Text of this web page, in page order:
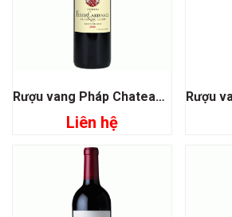
Rượu vang Pháp Chateau Fleur Cardinale
Liên hệ